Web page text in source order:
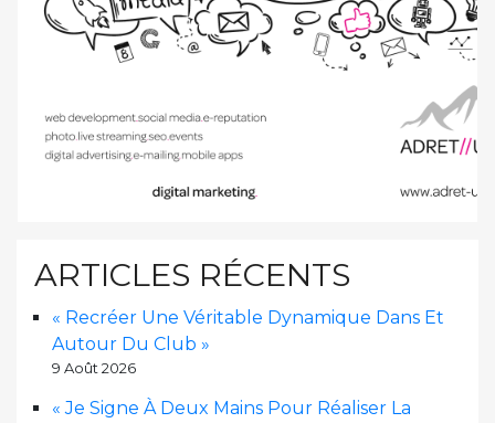
ARTICLES RÉCENTS
« Recréer Une Véritable Dynamique Dans Et
Autour Du Club »
9 Août 2026
« Je Signe À Deux Mains Pour Réaliser La